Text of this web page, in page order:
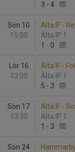
3 - 4
Sön 10
15:00
Älta IF -
Älta IP 1
1 - 0
Lör 16
13:00
Älta IF -
Älta IP 1
5 - 3
Sön 17
13:30
Älta IF -
Älta IP 1
1 - 3
Sön 24